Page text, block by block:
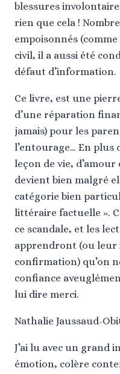
blessures
rien que cela !
empoisonnés
civil, il a aussi été
défaut d’information.
Ce livre, est une
d’une réparation
jamais) pour les
l’entourage… En plus
leçon de vie,
devient bien malgré
catégorie bien
littéraire factuelle ».
ce scandale, et les
apprendront (ou
confirmation) qu’on
confiance
lui dire merci.
Nathalie Jaussaud-
J’ai lu avec un grand
émotion, colère